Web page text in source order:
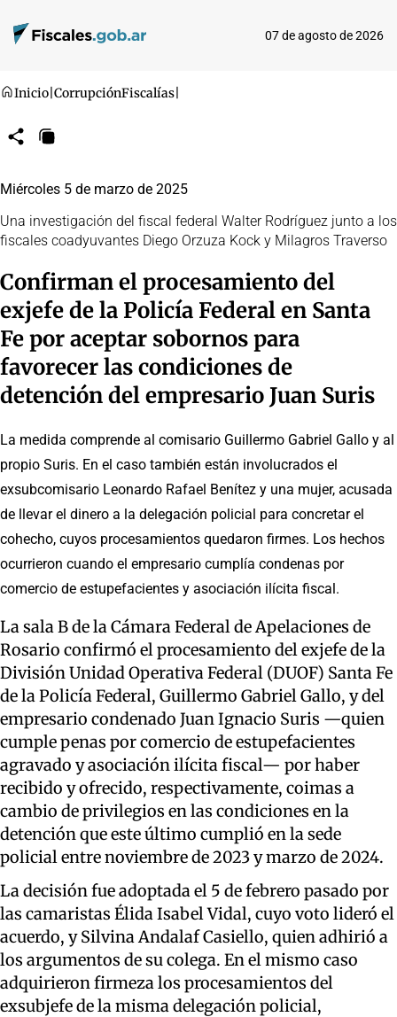
07 de agosto de 2026
Inicio CorrupciónFiscalías
CompartirCopiar
Miércoles 5 de marzo de 2025
Una investigación del fiscal federal Walter Rodríguez junto a los
fiscales coadyuvantes Diego Orzuza Kock y Milagros Traverso
Confirman el procesamiento del
exjefe de la Policía Federal en Santa
Fe por aceptar sobornos para
favorecer las condiciones de
detención del empresario Juan Suris
La medida comprende al comisario Guillermo Gabriel Gallo y al
propio Suris. En el caso también están involucrados el
exsubcomisario Leonardo Rafael Benítez y una mujer, acusada
de llevar el dinero a la delegación policial para concretar el
cohecho, cuyos procesamientos quedaron firmes. Los hechos
ocurrieron cuando el empresario cumplía condenas por
comercio de estupefacientes y asociación ilícita fiscal.
La sala B de la Cámara Federal de Apelaciones de
Rosario confirmó el procesamiento del exjefe de la
División Unidad Operativa Federal (DUOF) Santa Fe
de la Policía Federal, Guillermo Gabriel Gallo, y del
empresario condenado Juan Ignacio Suris —quien
cumple penas por comercio de estupefacientes
agravado y asociación ilícita fiscal— por haber
recibido y ofrecido, respectivamente, coimas a
cambio de privilegios en las condiciones en la
detención que este último cumplió en la sede
policial entre noviembre de 2023 y marzo de 2024.
La decisión fue adoptada el 5 de febrero pasado por
las camaristas Élida Isabel Vidal, cuyo voto lideró el
acuerdo, y Silvina Andalaf Casiello, quien adhirió a
los argumentos de su colega. En el mismo caso
adquirieron firmeza los procesamientos del
exsubjefe de la misma delegación policial,